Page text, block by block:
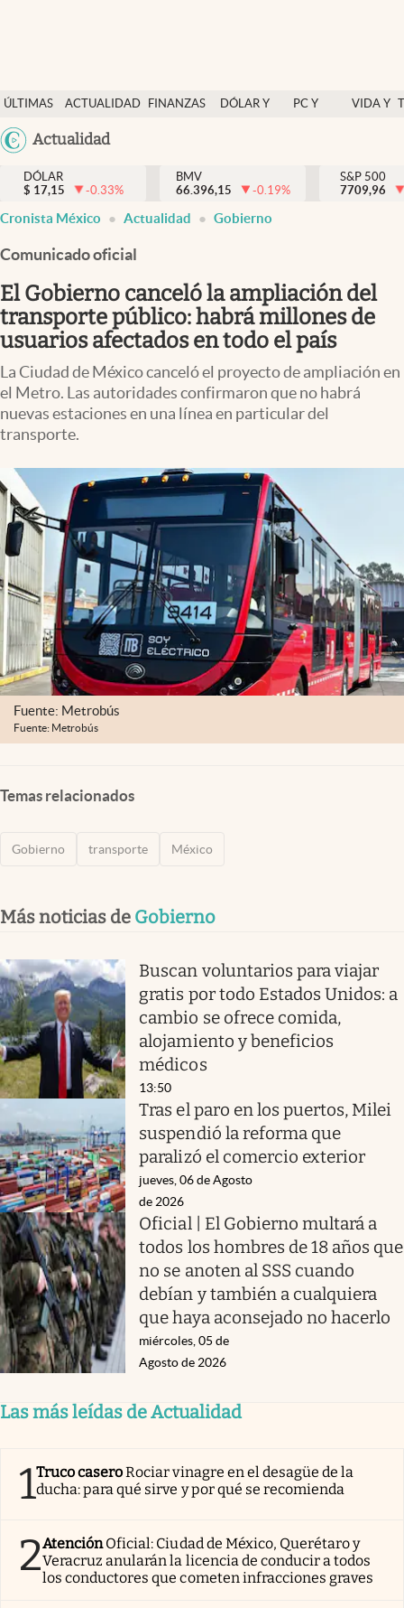
ÚLTIMAS
NOTICIAS
ACTUALIDAD
FINANZAS
DÓLAR Y
PC Y
VIDA Y
México
Actualidad
Actualidad
Finanzas y economía
Dólar y mercados
Pc y celular
Vida y estilo
Tv
Clima
Mediakit
abre en nueva pestaña
México
DÓLAR
$ 17,15 -0.33%
BMV
66.396,15
-0.19%
S&P 500
7709,96
Cronista México Actualidad Gobierno
Comunicado oficial
El Gobierno canceló la ampliación del
transporte público: habrá millones de
usuarios afectados en todo el país
La Ciudad de México canceló el proyecto de ampliación en
el Metro. Las autoridades confirmaron que no habrá
nuevas estaciones en una línea en particular del
transporte.
Fuente: Metrobús
Fuente: Metrobús
Temas relacionados
Gobierno transporte México
Más noticias de Gobierno
Buscan voluntarios para viajar
gratis por todo Estados Unidos: a
cambio se ofrece comida,
alojamiento y beneficios
médicos
13:50
Tras el paro en los puertos, Milei
suspendió la reforma que
paralizó el comercio exterior
jueves, 06 de Agosto
de 2026
Oficial | El Gobierno multará a
todos los hombres de 18 años que
no se anoten al SSS cuando
debían y también a cualquiera
que haya aconsejado no hacerlo
miércoles, 05 de
Agosto de 2026
Las más leídas de Actualidad
1Truco caseroRociar vinagre en el desagüe de la
ducha: para qué sirve y por qué se recomienda
2AtenciónOficial: Ciudad de México, Querétaro y
Veracruz anularán la licencia de conducir a todos
los conductores que cometen infracciones graves